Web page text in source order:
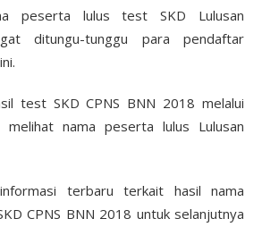
peserta lulus test SKD Lulusan
ditungu-tunggu para pendaftar
test SKD CPNS BNN 2018 melalui
nama peserta lulus Lulusan
terbaru terkait hasil nama
CPNS BNN 2018 untuk selanjutnya